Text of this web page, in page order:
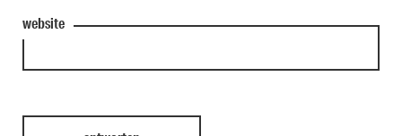
website